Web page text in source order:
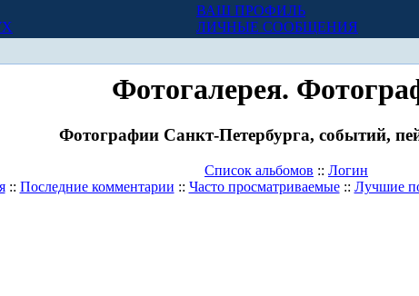
ВАШ ПРОФИЛЬ
ЛИЧНЫЕ СООБЩЕНИЯ
Фотогалерея.
Фотографии Санкт-Петербурга, событий,
Список альбомов :: Логин
:: Последние комментарии :: Часто просматриваемые:: Лучшие